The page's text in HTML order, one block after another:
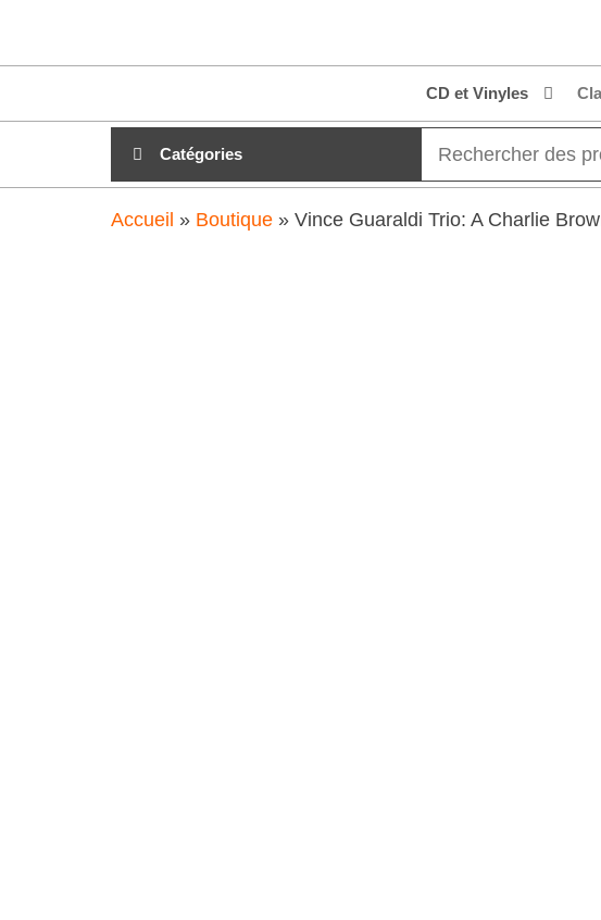
clubdial.fr
CD et Vinyles
Catégories
Accueil » Boutique » Vince Guaraldi Trio: A Charlie